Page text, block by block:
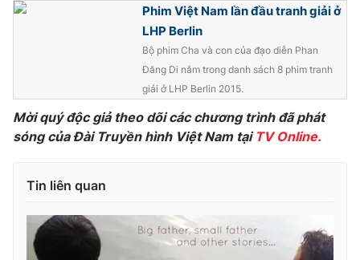
® Cấm sao chép dưới mọi hình thức nếu không có sự chấp
thuận bằng văn bản. Ghi rõ nguồn VTV.vn khi phát hành lại
thông tin từ website này.
Phim Việt Nam lần đầu tranh giải ở
LHP Berlin
Bộ phim Cha và con của đạo diễn Phan
Đăng Di nằm trong danh sách 8 phim tranh
giải ở LHP Berlin 2015.
Mời quý độc giả theo dõi các chương trình đã phát
sóng của Đài Truyền hình Việt Nam tạiTV Online.
Tin liên quan